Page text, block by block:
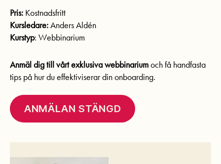
Pris: Kostnadsfritt
Kursledare:Anders Aldén
Kurstyp: Webbinarium
Anmäl dig till vårt exklusiva webbinariumoch få handfasta
tips på hur du effektiviserar din onboarding.
ANMÄLAN STÄNGD